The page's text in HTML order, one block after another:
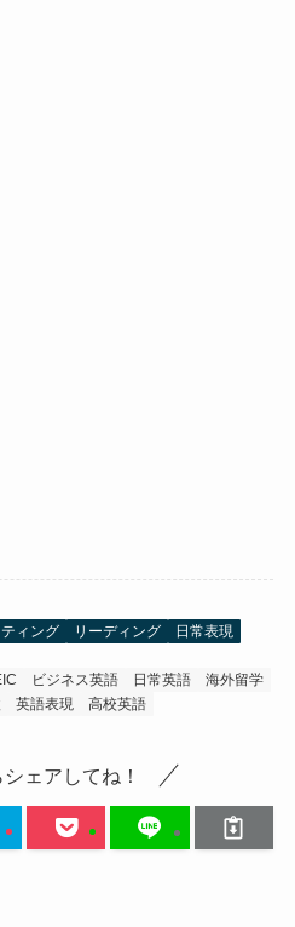
ィング リーディング
日常表現
ビジネス英語 日常英語
海外留学
英語表現 高校英語
ェアしてね！